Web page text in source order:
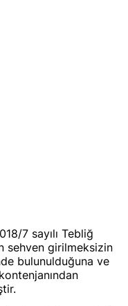
7 sayılı Tebliğ
sehven girilmeksizin
bulunulduğuna ve